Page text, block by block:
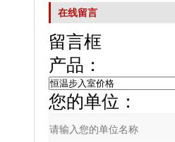
在线留言
留言框
产品：
您的单位：